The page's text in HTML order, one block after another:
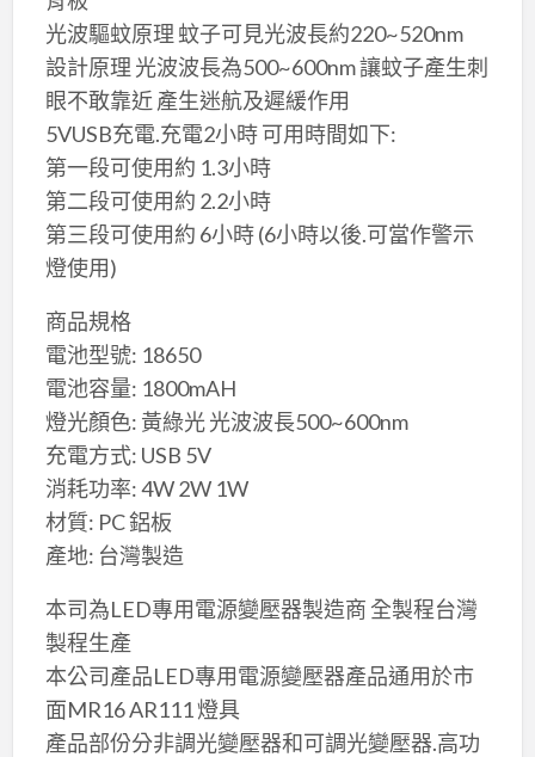
光波驅蚊原理 蚊子可見光波長約220~520nm
設計原理 光波波長為500~600nm 讓蚊子產生刺
眼不敢靠近 產生迷航及遲緩作用
5VUSB充電.充電2小時 可用時間如下:
第一段可使用約 1.3小時
第二段可使用約 2.2小時
第三段可使用約 6小時 (6小時以後.可當作警示
燈使用)
商品規格
電池型號: 18650
電池容量: 1800mAH
燈光顏色: 黃綠光 光波波長500~600nm
充電方式: USB 5V
消耗功率: 4W 2W 1W
材質: PC 鋁板
產地: 台灣製造
本司為LED專用電源變壓器製造商 全製程台灣
製程生產
本公司產品LED專用電源變壓器產品通用於市
面MR16 AR111 燈具
產品部份分非調光變壓器和可調光變壓器.高功